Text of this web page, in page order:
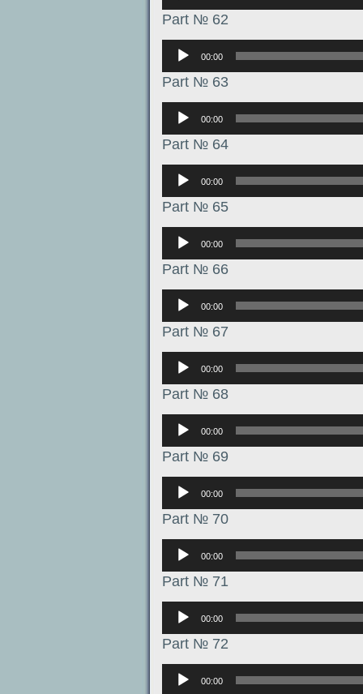
Part № 62
Аудиоплеер
00:00
Part № 63
Аудиоплеер
00:00
Part № 64
Аудиоплеер
00:00
Part № 65
Аудиоплеер
00:00
Part № 66
Аудиоплеер
00:00
Part № 67
Аудиоплеер
00:00
Part № 68
Аудиоплеер
00:00
Part № 69
Аудиоплеер
00:00
Part № 70
Аудиоплеер
00:00
Part № 71
Аудиоплеер
00:00
Part № 72
Аудиоплеер
00:00